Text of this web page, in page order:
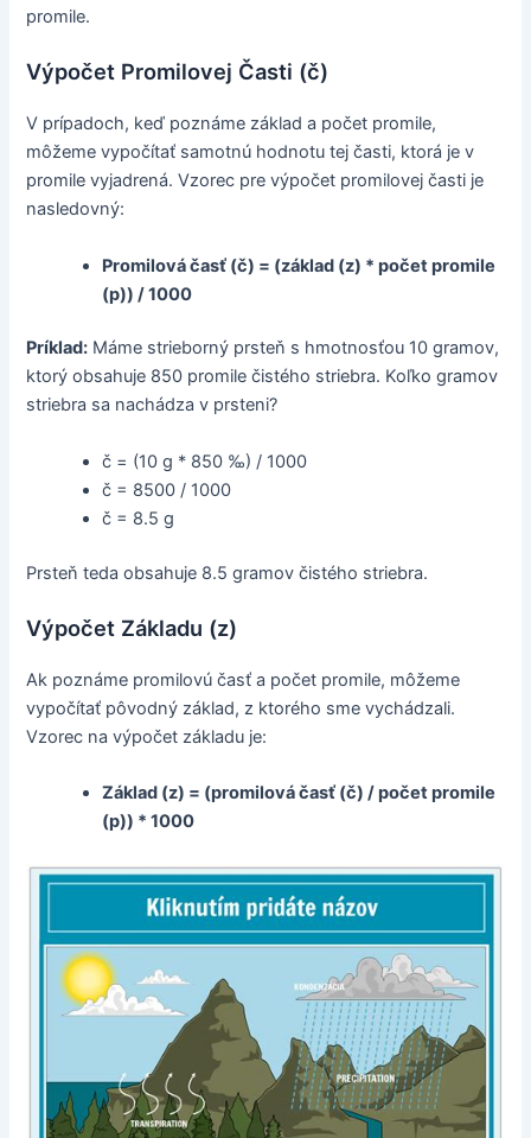
promile.
Výpočet Promilovej Časti (č)
V prípadoch, keď poznáme základ a počet promile,
môžeme vypočítať samotnú hodnotu tej časti, ktorá je v
promile vyjadrená. Vzorec pre výpočet promilovej časti je
nasledovný:
Promilová časť (č) = (základ (z) * počet promile
(p)) / 1000
Príklad: Máme strieborný prsteň s hmotnosťou 10 gramov,
ktorý obsahuje 850 promile čistého striebra. Koľko gramov
striebra sa nachádza v prsteni?
č = (10 g * 850 ‰) / 1000
č = 8500 / 1000
č = 8.5 g
Prsteň teda obsahuje 8.5 gramov čistého striebra.
Výpočet Základu (z)
Ak poznáme promilovú časť a počet promile, môžeme
vypočítať pôvodný základ, z ktorého sme vychádzali.
Vzorec na výpočet základu je:
Základ (z) = (promilová časť (č) / počet promile
(p)) * 1000